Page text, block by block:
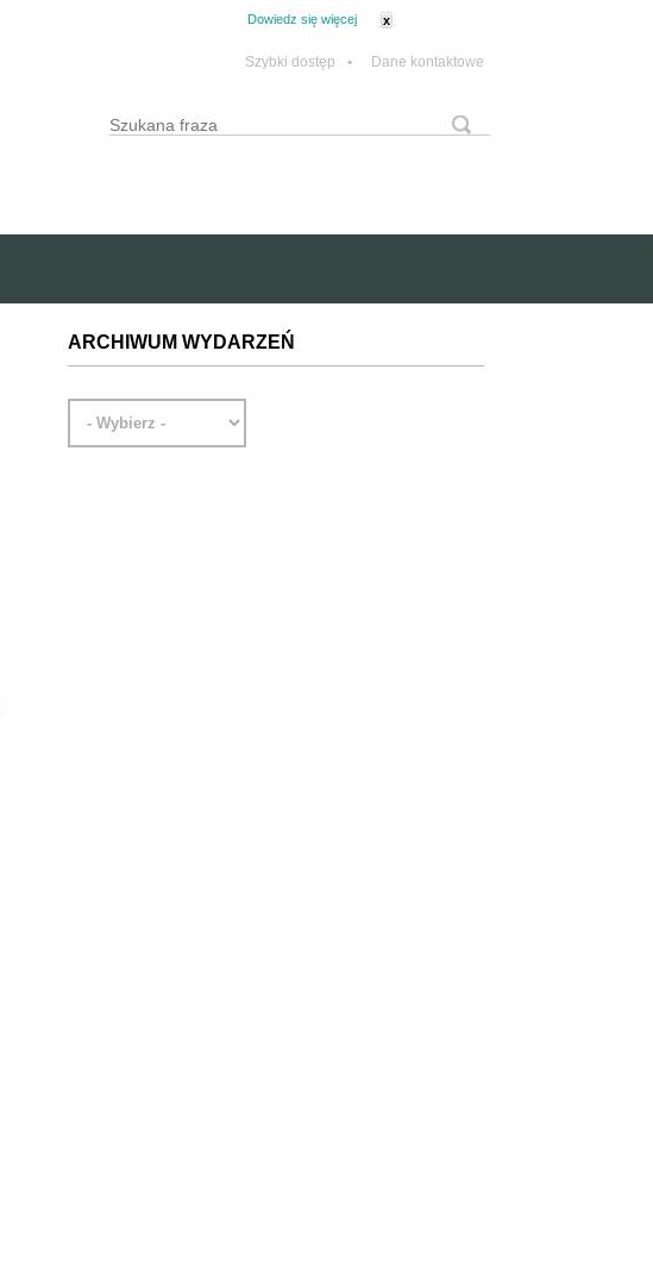
Dowiedz się więcej x
Szybki dostęp • Dane kontaktowe
Formularz wyszukiwania
Wyszukaj
ARCHIWUM WYDARZEŃ